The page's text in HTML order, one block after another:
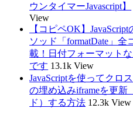
ウンタイマーJavascript】
View
【コピペOK】JavaScript
ソッド「formatDate」全
載！日付フォーマット
です 13.1k View
JavaScriptを使ってクロ
の埋め込みiframeを更新
ド）する方法 12.3k View